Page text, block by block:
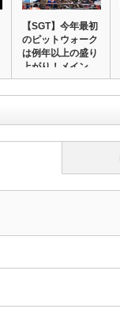
【SGT】今年最初
のピットウォーク
は例年以上の盛り
上がり！メイン…